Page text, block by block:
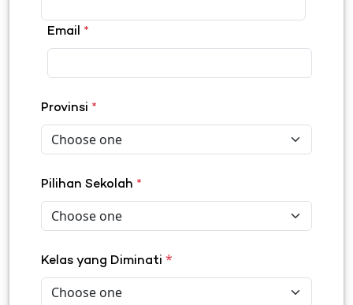
Email *
Provinsi *
Pilihan Sekolah *
Kelas yang Diminati *